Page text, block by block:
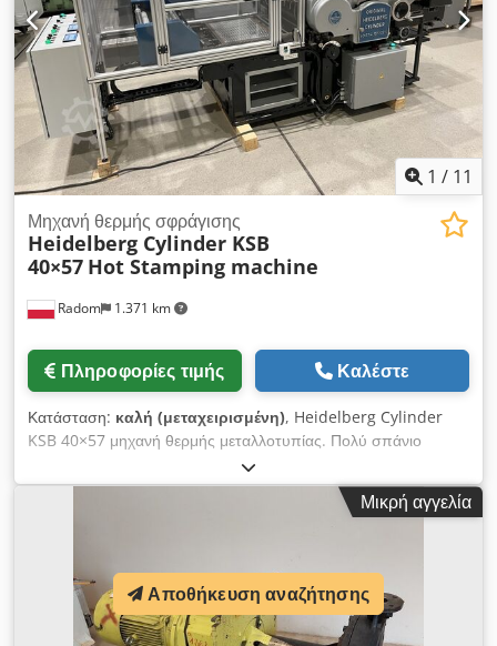
1 / 11
Radom 1.371 km
Μηχανή θερμής σφράγισης
Heidelberg Cylinder KSB
40×57 Hot Stamping machine
Πληροφορίες τιμής Καλέστε
Κατάσταση: καλή (μεταχειρισμένη), Heidelberg Cylinder
KSB 40×57 μηχανή θερμής μεταλλοτυπίας. Πολύ σπάνιο
μοντέλο στην αγορά. Η μηχανή είναι έτοιμη για λειτουργία και
σε πολύ καλή κατάσταση. Μετά από επιθεώρηση.
Εργοστασιακά εγκατεστημένη νέα μονάδα θερμής
ρεύματος 380V. Περιλαμβάνονται επιπλέον εξαρτήματα,
πληρωτικά και κλειδαριές τυπογραφίας. Chjdpfx Aezc
Rxboguja
Μικρή αγγελία
Αποθήκευση αναζήτησης